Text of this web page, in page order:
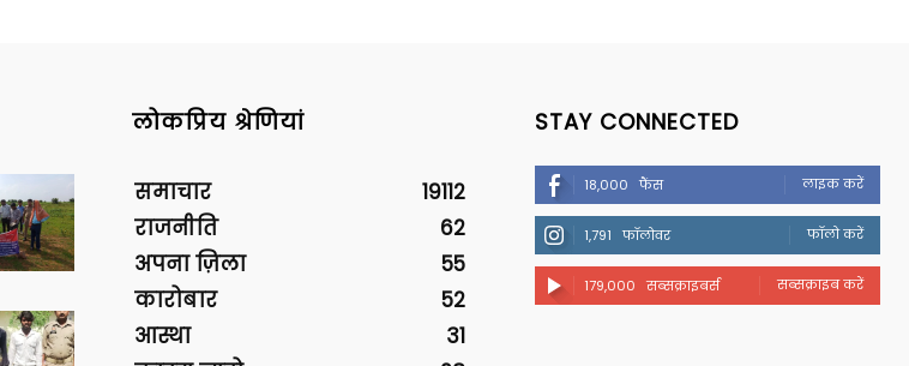
लोकप्रिय श्रेणियां
समाचार
19112
राजनीति
62
अपना ज़िला
55
कारोबार
52
आस्था
31
STAY CONNECTED
18,000 फैंस लाइक करें
1,791 फॉलोवर फॉलो करें
179,000 सब्सक्राइबर्स सब्सक्राइब करें